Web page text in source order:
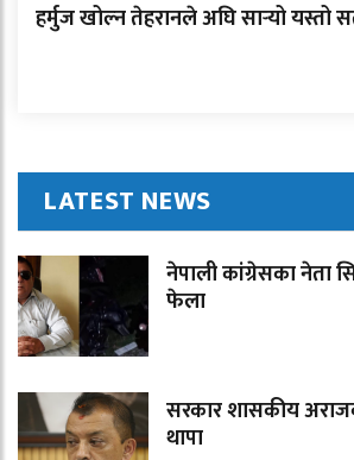
हर्मुज खोल्न तेहरानले अघि सार्‍यो यस्तो
LATEST NEWS
नेपाली कांग्रेसका नेता
फेला
सरकार शासकीय
थापा